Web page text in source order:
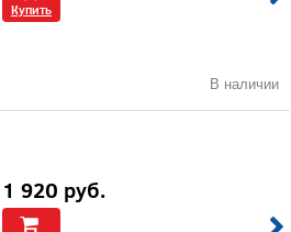
Купить
В наличии
1 920 руб.